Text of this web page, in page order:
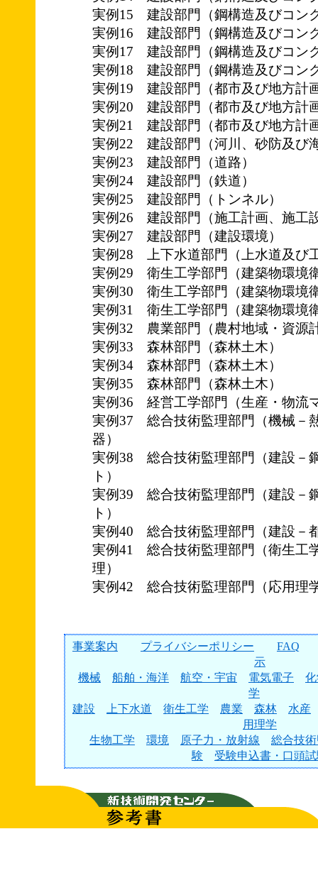
実例15 建設部門（鋼構造及びコン
実例16 建設部門（鋼構造及びコン
実例17 建設部門（鋼構造及びコン
実例18 建設部門（鋼構造及びコン
実例19 建設部門（都市及び地方計
実例20 建設部門（都市及び地方計
実例21 建設部門（都市及び地方計
実例22 建設部門（河川、砂防及び
実例23 建設部門（道路）
実例24 建設部門（鉄道）
実例25 建設部門（トンネル）
実例26 建設部門（施工計画、施工
実例27 建設部門（建設環境）
実例28 上下水道部門（上水道及び
実例29 衛生工学部門（建築物環境
実例30 衛生工学部門（建築物環境
実例31 衛生工学部門（建築物環境
実例32 農業部門（農村地域・資源
実例33 森林部門（森林土木）
実例34 森林部門（森林土木）
実例35 森林部門（森林土木）
実例36 経営工学部門（生産・物流
実例37 総合技術監理部門（機械－
器）
実例38 総合技術監理部門（建設－
ト）
実例39 総合技術監理部門（建設－
ト）
実例40 総合技術監理部門（建設－
実例41 総合技術監理部門（衛生工
理）
実例42 総合技術監理部門（応用理
事業案内 プライバシーポリシー
FAQ
示
機械
船舶・海洋 航空・宇宙 電気電子
学
建設
上下水道 衛生工学 農業 森林
水産
用理学
生物工学
環境 原子力・放射線
総合技
験
受験申込書・口頭